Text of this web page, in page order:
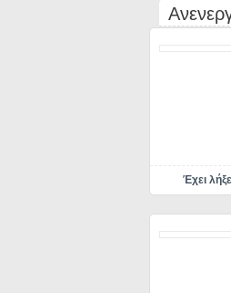
Έχει